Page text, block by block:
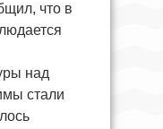
что в
над
стали